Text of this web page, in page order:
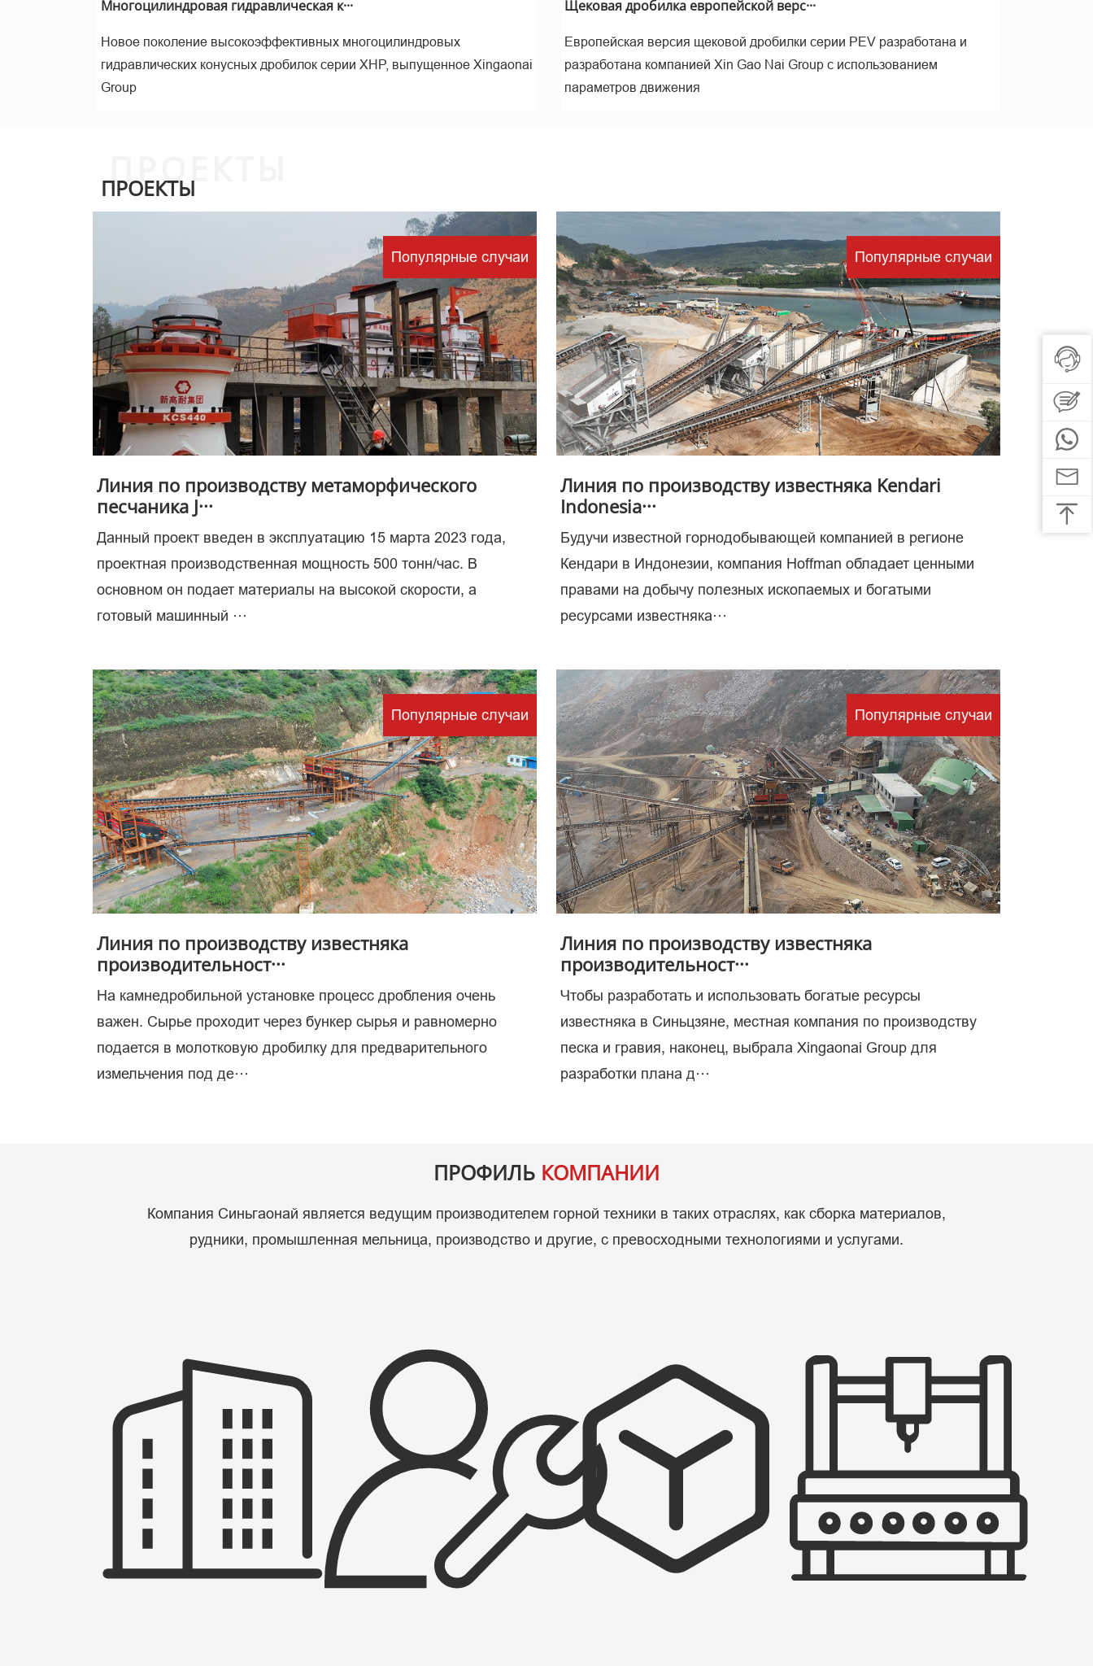
Измельчение –
ключевое звено
в процессе
переработки
полезных
ископаемых.
Многоцилиндровая гидравлическая к···
Новое поколение высокоэффективных многоцилиндровых
гидравлических конусных дробилок серии XHP, выпущенное Xingaonai
Group
Щековая дробилка европейской верс···
Европейская версия щековой дробилки серии PEV разработана и
разработана компанией Xin Gao Nai Group с использованием
параметров движения
ПРОЕКТЫ
ПРОЕКТЫ
Популярные случаи
Линия по производству метаморфического
песчаника J···
Данный проект введен в эксплуатацию 15 марта 2023 года,
проектная производственная мощность 500 тонн/час. В
основном он подает материалы на высокой скорости, а
готовый машинный ···
Популярные случаи
Линия по производству известняка Kendari
Indonesia···
Будучи известной горнодобывающей компанией в регионе
Кендари в Индонезии, компания Hoffman обладает ценными
правами на добычу полезных ископаемых и богатыми
ресурсами известняка···
Популярные случаи
Линия по производству известняка
производительност···
На камнедробильной установке процесс дробления очень
важен. Сырье проходит через бункер сырья и равномерно
подается в молотковую дробилку для предварительного
измельчения под де···
Популярные случаи
Линия по производству известняка
производительност···
Чтобы разработать и использовать богатые ресурсы
известняка в Синьцзяне, местная компания по производству
песка и гравия, наконец, выбрала Xingaonai Group для
разработки плана д···
ПРОФИЛЬ КОМПАНИИ
Компания Синьгаонай является ведущим производителем горной техники в таких отраслях, как сборка материалов,
рудники, промышленная мельница, производство и другие, с превосходными технологиями и услугами.